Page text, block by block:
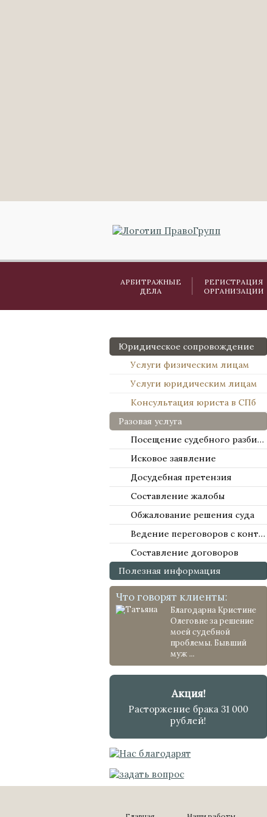
АРБИТРАЖНЫЕ
ДЕЛА
РЕГИСТРАЦИЯ
ОРГАНИЗАЦИИ
Юридическое сопровождение
Услуги физическим лицам
Услуги юридическим лицам
Консультация юриста в СПб
Разовая услуга
Посещение судебного разбирательства
Исковое заявление
Досудебная претензия
Составление жалобы
Обжалование решения суда
Ведение переговоров с контрагентами
Составление договоров
Полезная информация
Что говорят клиенты:
Благодарна Кристине
Олеговне за решение
моей судебной
проблемы. Бывший
муж ...
Акция!
Расторжение брака 31 000
рублей!